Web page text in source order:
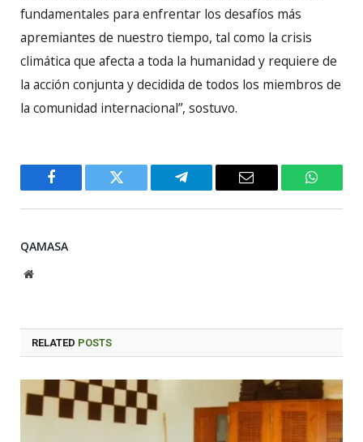
fundamentales para enfrentar los desafíos más
apremiantes de nuestro tiempo, tal como la crisis
climática que afecta a toda la humanidad y requiere de
la acción conjunta y decidida de todos los miembros de
la comunidad internacional”, sostuvo.
Facebook Twitter Telegram Email
QAMASA
Website
RELATED POSTS